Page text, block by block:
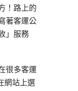
！路上的
著客運公
」服務
很多客運
網站上選